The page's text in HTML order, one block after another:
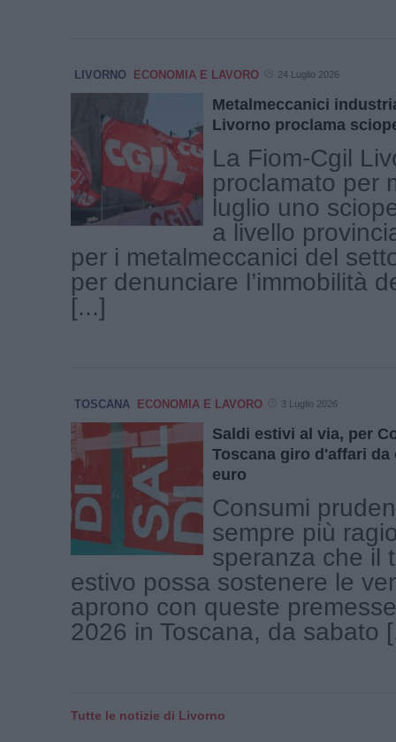
LIVORNO ECONOMIA E LAVORO 24 Luglio 2026
Metalmeccanici
Livorno proclama
La Fiom-Cgil
proclamato per
luglio uno
a livello
per i metalmeccanici del
per denunciare l’immobilità
[...]
TOSCANA ECONOMIA E LAVORO 3 Luglio 2026
Saldi estivi al via, per
Toscana giro d'affari
euro
Consumi
sempre più
speranza che il
estivo possa sostenere le
aprono con queste
2026 in Toscana, da sabato
Tutte le notizie di Livorno